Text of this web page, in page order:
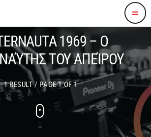
menu
1969 – Ο
ΤΟΥ ΑΠΕΊΡΟΥ
1 RESULT / PAGE 1 OF 1